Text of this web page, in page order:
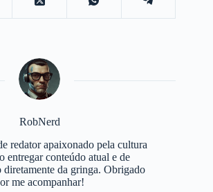
RobNerd
redator apaixonado pela cultura
entregar conteúdo atual e de
diretamente da gringa. Obrigado
me acompanhar!